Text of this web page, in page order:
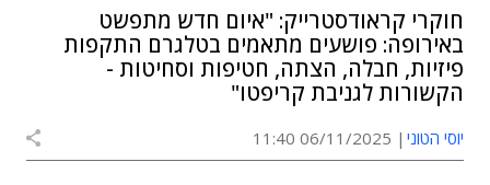
חוקרי קראודסטרייק: "איום חדש מתפשט
באירופה: פושעים מתאמים בטלגרם התקפות
פיזיות, חבלה, הצתה, חטיפות וסחיטות -
הקשורות לגניבת קריפטו"
יוסי הטוני 06/11/2025 11:40